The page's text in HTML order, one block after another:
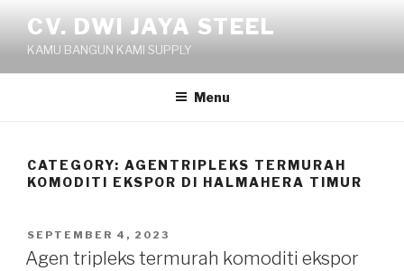
content
CV. DWI JAYA STEEL
KAMU BANGUN KAMI SUPPLY
Menu
CATEGORY: AGENTRIPLEKS TERMURAH
KOMODITI EKSPOR DI HALMAHERA TIMUR
POSTED
ON
SEPTEMBER 4, 2023
Agen tripleks termurah komoditi ekspor